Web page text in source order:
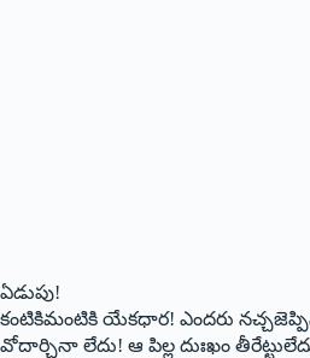
ఏడుపు!
కంటికిమంటికి యేకధార! ఎందరు
వోదార్చినా లేదు! ఆ పిల్ల దుఃఖం